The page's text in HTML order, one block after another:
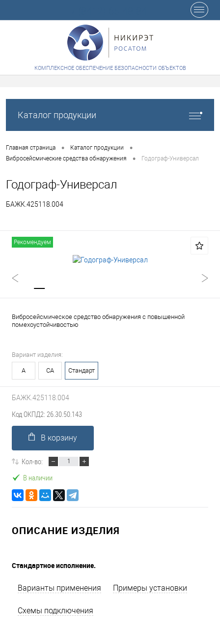
КОМПЛЕКСНОЕ ОБЕСПЕЧЕНИЕ БЕЗОПАСНОСТИ ОБЪЕКТОВ
Каталог продукции
Главная страница • Каталог продукции •
Вибросейсмические средства обнаружения • Годограф-Универсал
Годограф-Универсал
БАЖК.425118.004
Рекомендуем
Вибросейсмическое средство обнаружения с повышенной
помехоустойчивостью
Вариант изделия:
А СА Стандарт
БАЖК.425118.004
Код ОКПД2: 26.30.50.143
В корзину
Кол-во:
В наличии
ОПИСАНИЕ ИЗДЕЛИЯ
Стандартное исполнение.
Варианты применения Примеры установки
Схемы подключения